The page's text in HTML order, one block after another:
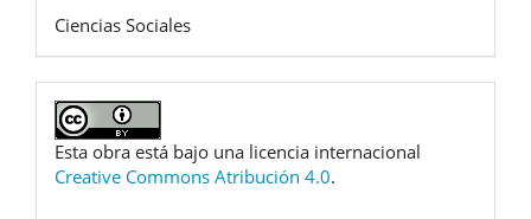
Ciencias Sociales
Esta obra está bajo una licencia internacional
Creative Commons Atribución 4.0.